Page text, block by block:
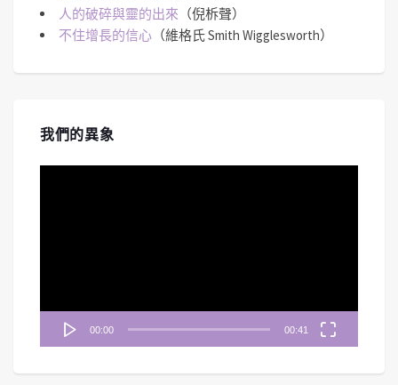
人的破碎與靈的出來 （倪柝聲）
不住增長的信心 （維格氏 Smith Wigglesworth）
我們的異象
00:00 00:41